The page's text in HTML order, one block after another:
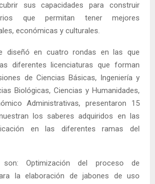
sus capacidades para construir
que permitan tener mejores
económicas y culturales.
diseñó en cuatro rondas en las que
diferentes licenciaturas que forman
de Ciencias Básicas, Ingeniería y
Biológicas, Ciencias y Humanidades,
Administrativas, presentaron 15
los saberes adquiridos en las
en las diferentes ramas del
Optimización del proceso de
la elaboración de jabones de uso